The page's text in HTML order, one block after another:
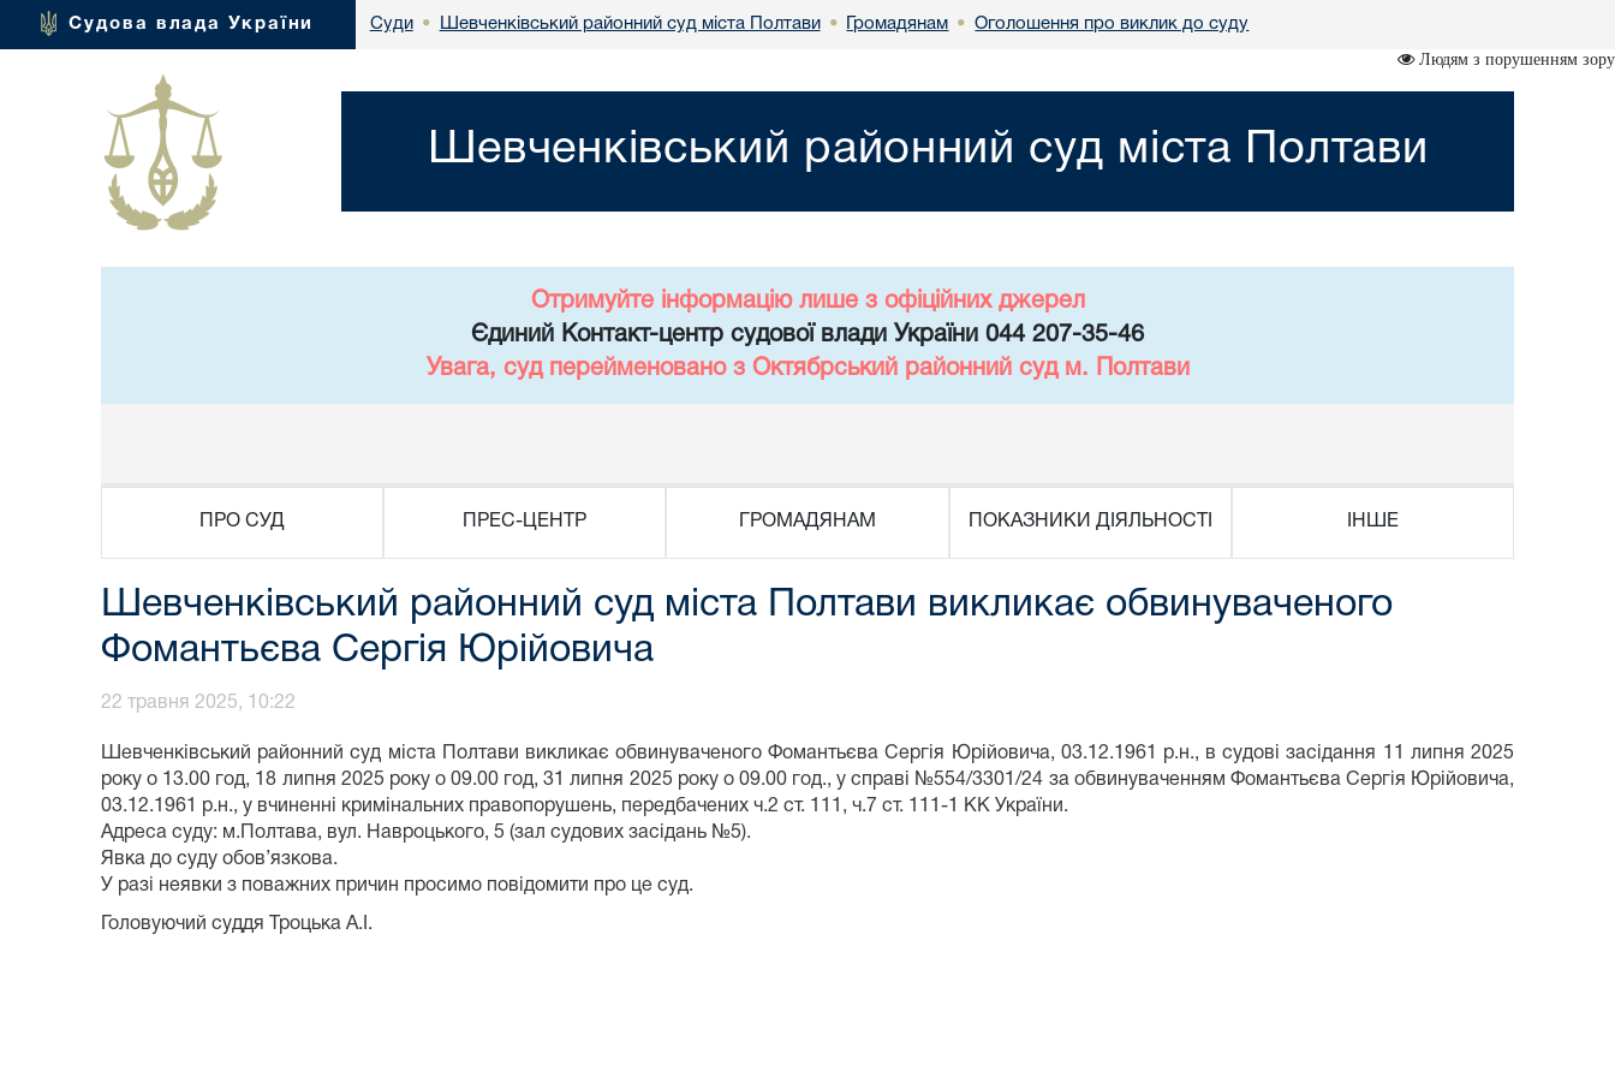
Судова влада України Суди • Шевченківський районний суд міста Полтави • Громадянам • Оголошення про виклик до суду
Людям з порушенням зору
Шевченківський районний суд міста Полтави
Отримуйте інформацію лише з офіційних джерел
Єдиний Контакт-центр судової влади України 044 207-35-46
Увага, суд перейменовано з Октябрський районний суд м. Полтави
ПРО СУД ПРЕС-ЦЕНТР ГРОМАДЯНАМ ПОКАЗНИКИ ДІЯЛЬНОСТІ ІНШЕ
Шевченківський районний суд міста Полтави викликає обвинуваченого
Фомантьєва Сергія Юрійовича
22 травня 2025, 10:22
Шевченківський районний суд міста Полтави викликає обвинуваченого Фомантьєва Сергія Юрійовича, 03.12.1961 р.н., в судові засідання 11 липня 2025
року о 13.00 год, 18 липня 2025 року о 09.00 год, 31 липня 2025 року о 09.00 год., у справі №554/3301/24 за обвинуваченням Фомантьєва Сергія Юрійовича,
03.12.1961 р.н., у вчиненні кримінальних правопорушень, передбачених ч.2 ст. 111, ч.7 ст. 111-1 КК України.
Адреса суду: м.Полтава, вул. Навроцького, 5 (зал судових засідань №5).
Явка до суду обов’язкова.
У разі неявки з поважних причин просимо повідомити про це суд.
Головуючий суддя Троцька А.І.